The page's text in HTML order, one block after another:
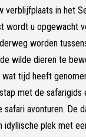
verblijfplaats in het
wordt u opgewacht
worden
wilde dieren te
tijd heeft
met de safarigids
safari avonturen. De
idyllische plek met